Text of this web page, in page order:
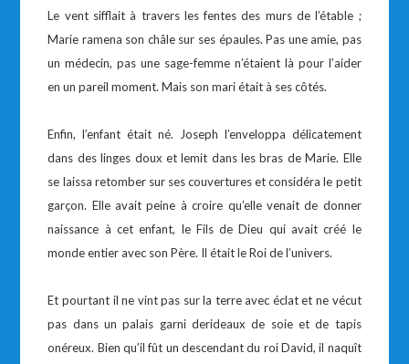
Le vent sifflait à travers les fentes des murs de l’étable ;
Marie ramena son châle sur ses épaules. Pas une amie, pas
un médecin, pas une sage-femme n’étaient là pour l’aider
en un pareil moment. Mais son mari était à ses côtés.
Enfin, l’enfant était né. Joseph l’enveloppa délicatement
dans des linges doux et lemit dans les bras de Marie. Elle
se laissa retomber sur ses couvertures et considéra le petit
garçon. Elle avait peine à croire qu’elle venait de donner
naissance à cet enfant, le Fils de Dieu qui avait créé le
monde entier avec son Père. Il était le Roi de l’univers.
Et pourtant il ne vint pas sur la terre avec éclat et ne vécut
pas dans un palais garni derideaux de soie et de tapis
onéreux. Bien qu’il fût un descendant du roi David, il naquît